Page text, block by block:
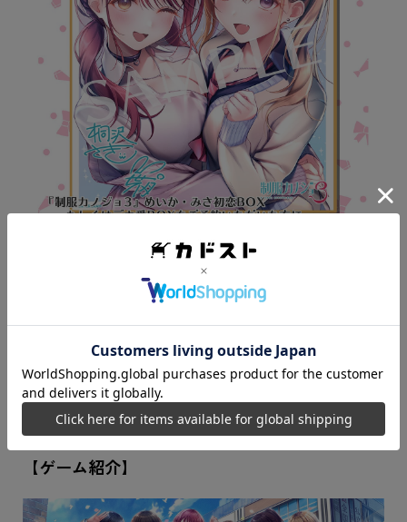
※「制服カノジョ3 みさ初恋BOX」「制服カノジョ3 めいか
初恋BOX」「制服カノジョ3 デキ愛BOX」のみ付属
※無くなり次第終了となります。
【ゲーム紹介】